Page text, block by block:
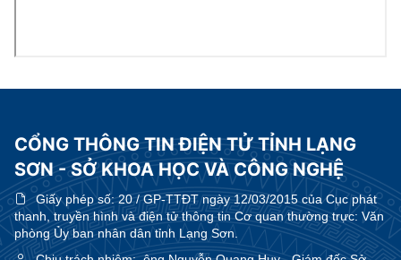
CỔNG THÔNG TIN ĐIỆN TỬ TỈNH LẠNG
SƠN - SỞ KHOA HỌC VÀ CÔNG NGHỆ
Giấy phép số:20 / GP-TTĐT ngày 12/03/2015 của Cục phát
thanh, truyền hình và điện tử thông tin Cơ quan thường trực: Văn
phòng Ủy ban nhân dân tỉnh Lạng Sơn.